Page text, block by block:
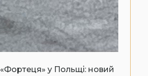
у Польщі: новий